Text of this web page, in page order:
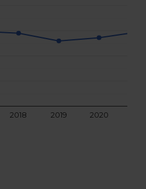
2018 2019 2020